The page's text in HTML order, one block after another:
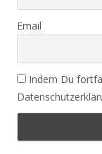
Email
Indem Du